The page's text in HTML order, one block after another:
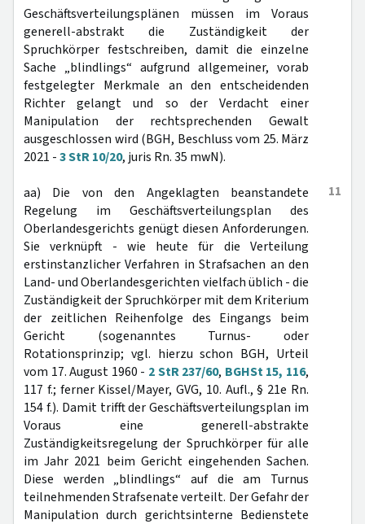
Geschäftsverteilungsplänen müssen im Voraus
generell-abstrakt die Zuständigkeit der
Spruchkörper festschreiben, damit die einzelne
Sache „blindlings“ aufgrund allgemeiner, vorab
festgelegter Merkmale an den entscheidenden
Richter gelangt und so der Verdacht einer
Manipulation der rechtsprechenden Gewalt
ausgeschlossen wird (BGH, Beschluss vom 25. März
2021 -3 StR 10/20, juris Rn. 35 mwN).
11
aa) Die von den Angeklagten beanstandete
Regelung im Geschäftsverteilungsplan des
Oberlandesgerichts genügt diesen Anforderungen.
Sie verknüpft - wie heute für die Verteilung
erstinstanzlicher Verfahren in Strafsachen an den
Land- und Oberlandesgerichten vielfach üblich - die
Zuständigkeit der Spruchkörper mit dem Kriterium
der zeitlichen Reihenfolge des Eingangs beim
Gericht (sogenanntes Turnus- oder
Rotationsprinzip; vgl. hierzu schon BGH, Urteil
vom 17. August 1960 - 2 StR 237/60, BGHSt 15, 116,
117 f.; ferner Kissel/Mayer, GVG, 10. Aufl., § 21e Rn.
154 f.). Damit trifft der Geschäftsverteilungsplan im
Voraus eine generell-abstrakte
Zuständigkeitsregelung der Spruchkörper für alle
im Jahr 2021 beim Gericht eingehenden Sachen.
Diese werden „blindlings“ auf die am Turnus
teilnehmenden Strafsenate verteilt. Der Gefahr der
Manipulation durch gerichtsinterne Bedienstete